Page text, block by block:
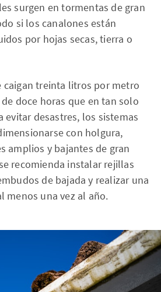
surgen en tormentas de gran
si los canalones están
por hojas secas, tierra o
caigan treinta litros por metro
doce horas que en tan solo
evitar desastres, los sistemas
con holgura,
amplios y bajantes de gran
recomienda instalar rejillas
de bajada y realizar una
menos una vez al año.